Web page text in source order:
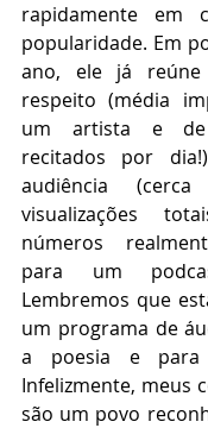
rapidamente em
popularidade. Em
ano, ele já
respeito (média
um artista e de
recitados por
audiência
visualizações
números
para um
Lembremos que
um programa de
a poesia e para
Infelizmente, meus
são um povo